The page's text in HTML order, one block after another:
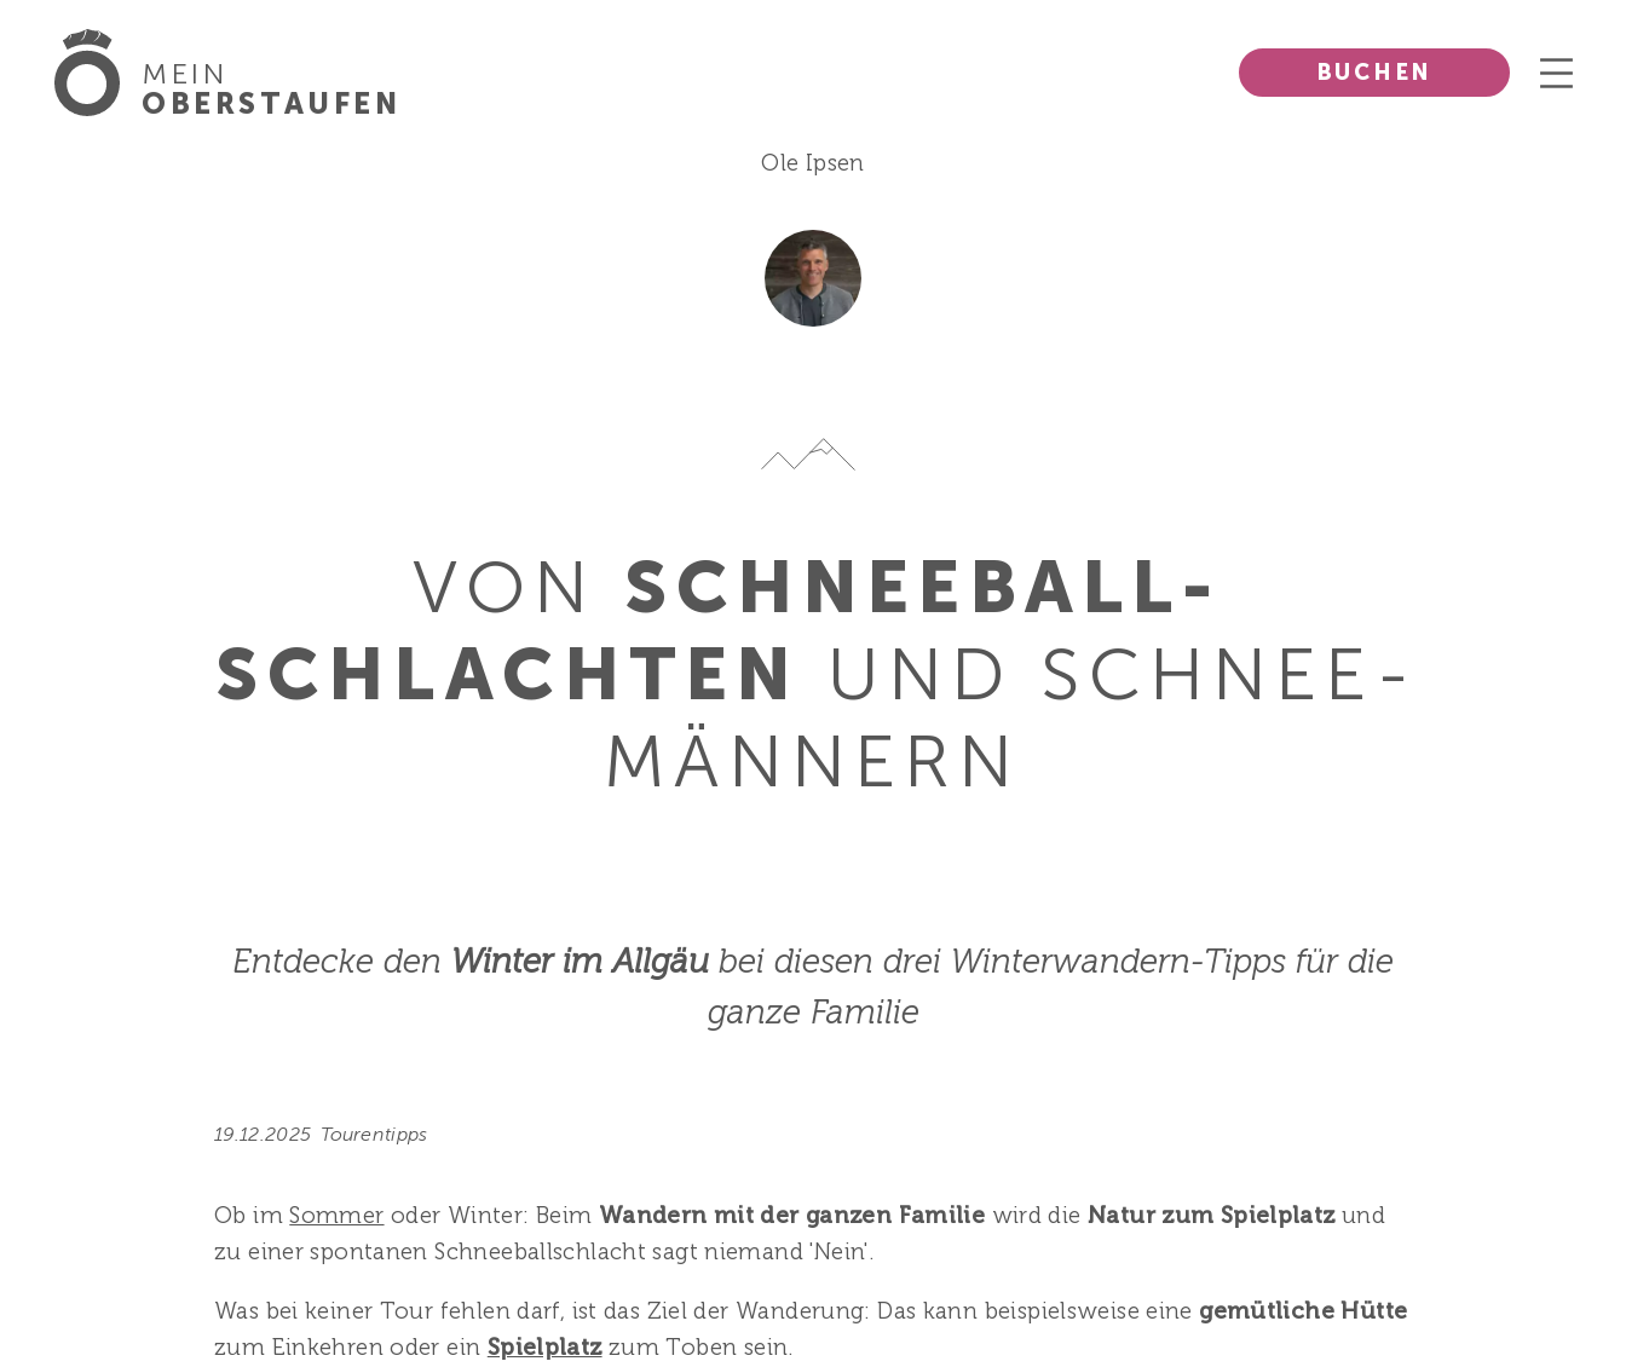
MEIN
OBERSTAUFEN
BUCHEN
Ole Ipsen
VON SCHNEEBALL­
SCHLACHTEN UND SCHNEE­
MÄNNERN
Entdecke den Winter im Allgäu bei diesen drei Winterwandern-Tipps für die
ganze Familie
19.12.2025 Tourentipps
Ob imSommer oder Winter: Beim Wandern mit der ganzen Familie wird die Natur zum Spielplatz und
zu einer spontanen Schneeballschlacht sagt niemand 'Nein'.
Was bei keiner Tour fehlen darf, ist das Ziel der Wanderung: Das kann beispielsweise eine gemütliche Hütte
zum Einkehren oder ein Spielplatz zum Toben sein.